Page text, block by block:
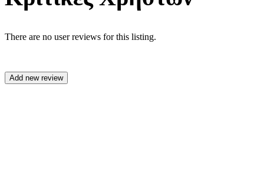
There are no user reviews for this listing.